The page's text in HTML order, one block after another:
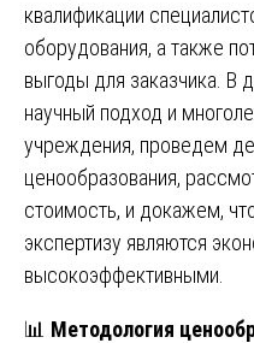
квалификации
оборудования, а также
выгоды для заказчика. В
научный подход и
учреждения, проведем
ценообразования,
стоимость, и докажем,
экспертизу являются
высокоэффективными.
📊 Методология